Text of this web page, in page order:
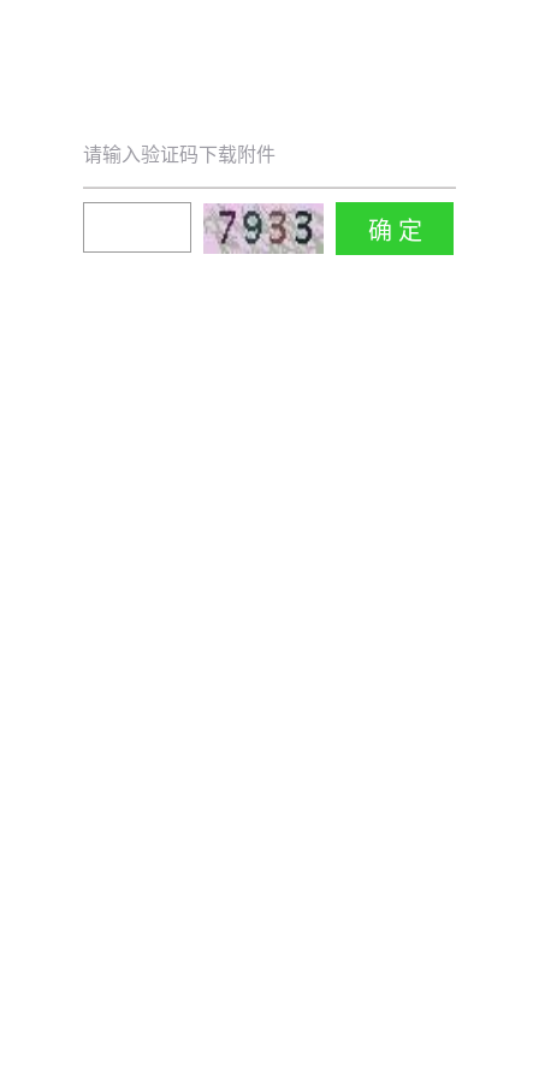
请输入验证码下载附件